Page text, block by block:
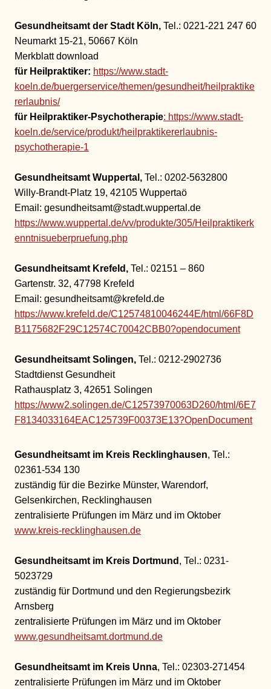
Gesundheitsamt der Stadt Köln, Tel.: 0221-221 247 60
Neumarkt 15-21, 50667 Köln
Merkblatt download
für Heilpraktiker: https://www.stadt-
koeln.de/buergerservice/themen/gesundheit/heilpraktike
rerlaubnis/
für Heilpraktiker-Psychotherapie: https://www.stadt-
koeln.de/service/produkt/heilpraktikererlaubnis-
psychotherapie-1
Gesundheitsamt Wuppertal, Tel.: 0202-5632800
Willy-Brandt-Platz 19, 42105 Wuppertaö
Email: gesundheitsamt@stadt.wuppertal.de
https://www.wuppertal.de/vv/produkte/305/Heilpraktikerk
enntnisueberpruefung.php
Gesundheitsamt Krefeld, Tel.: 02151 – 860
Gartenstr. 32, 47798 Krefeld
Email: gesundheitsamt@krefeld.de
https://www.krefeld.de/C12574810046244E/html/66F8D
B1175682F29C12574C70042CBB0?opendocument
Gesundheitsamt Solingen, Tel.: 0212-2902736
Stadtdienst Gesundheit
Rathausplatz 3, 42651 Solingen
https://www2.solingen.de/C12573970063D260/html/6E7
F8134033164EAC125739F00373E13?OpenDocument
Gesundheitsamt im Kreis Recklinghausen, Tel.:
02361-534 130
zuständig für die Bezirke Münster, Warendorf,
Gelsenkirchen, Recklinghausen
zentralisierte Prüfungen im März und im Oktober
www.kreis-recklinghausen.de
Gesundheitsamt im Kreis Dortmund , Tel.: 0231-
5023729
zuständig für Dortmund und den Regierungsbezirk
Arnsberg
zentralisierte Prüfungen im März und im Oktober
www.gesundheitsamt.dortmund.de
Gesundheitsamt im Kreis Unna, Tel.: 02303-271454
zentralisierte Prüfungen im März und im Oktober